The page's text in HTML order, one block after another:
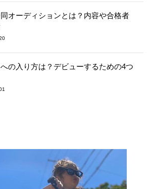
オーディションとは？内容や合格者
の入り方は？デビューするための4つ